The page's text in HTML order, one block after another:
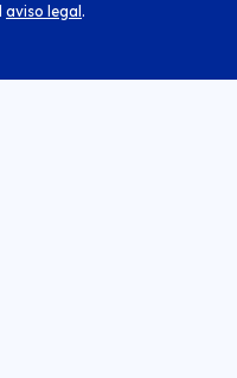
aviso legal .